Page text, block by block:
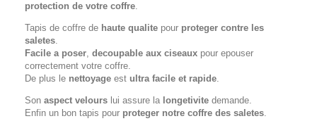
protection de votre coffre.
Tapis de coffre de haute qualite pour proteger contre les
saletes.
Facile a poser, decoupable aux ciseaux pour epouser
correctement votre coffre.
De plus le nettoyage est ultra facile et rapide.
Son aspect velours lui assure la longetivite demande.
Enfin un bon tapis pour proteger notre coffre des saletes.